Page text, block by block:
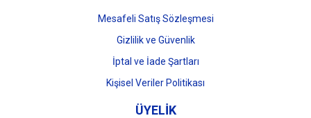
Mesafeli Satış Sözleşmesi
Gizlilik ve Güvenlik
İptal ve İade Şartları
Kişisel Veriler Politikası
ÜYELİK